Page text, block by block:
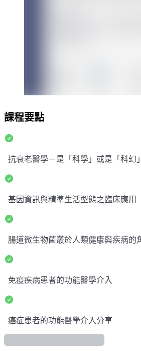
課程要點
抗衰老醫學－是「科學」或是「科幻
基因資訊與精準生活型態之臨床應用
腸道微生物菌叢於人類健康與疾病的
免疫疾病患者的功能醫學介入
癌症患者的功能醫學介入分享